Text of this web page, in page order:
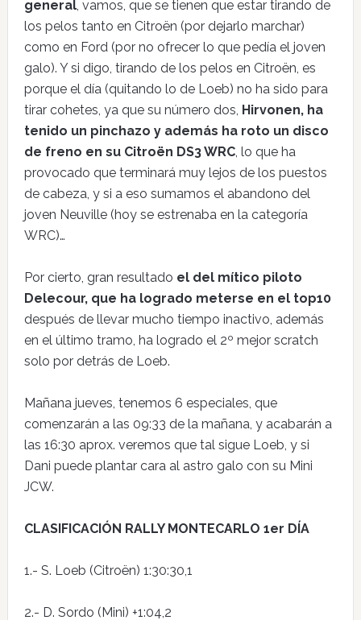
general, vamos, que se tienen que estar tirando de
los pelos tanto en Citroën (por dejarlo marchar)
como en Ford (por no ofrecer lo que pedía el joven
galo). Y si digo, tirando de los pelos en Citroën, es
porque el día (quitando lo de Loeb) no ha sido para
tirar cohetes, ya que su número dos, Hirvonen, ha
tenido un pinchazo y además ha roto un disco
de freno en su Citroën DS3 WRC, lo que ha
provocado que terminará muy lejos de los puestos
de cabeza, y si a eso sumamos el abandono del
joven Neuville (hoy se estrenaba en la categoría
WRC)…
Por cierto, gran resultado el del mítico piloto
Delecour, que ha logrado meterse en el top10
después de llevar mucho tiempo inactivo, además
en el último tramo, ha logrado el 2º mejor scratch
solo por detrás de Loeb.
Mañana jueves, tenemos 6 especiales, que
comenzarán a las 09:33 de la mañana, y acabarán a
las 16:30 aprox. veremos que tal sigue Loeb, y si
Dani puede plantar cara al astro galo con su Mini
JCW.
CLASIFICACIÓN RALLY MONTECARLO 1er DÍA
1.- S. Loeb (Citroën) 1:30:30,1
2.- D. Sordo (Mini) +1:04,2